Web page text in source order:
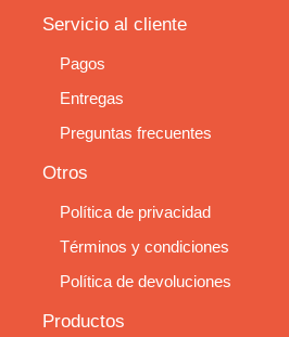
Servicio al cliente
Pagos
Entregas
Preguntas frecuentes
Otros
Política de privacidad
Términos y condiciones
Política de devoluciones
Productos